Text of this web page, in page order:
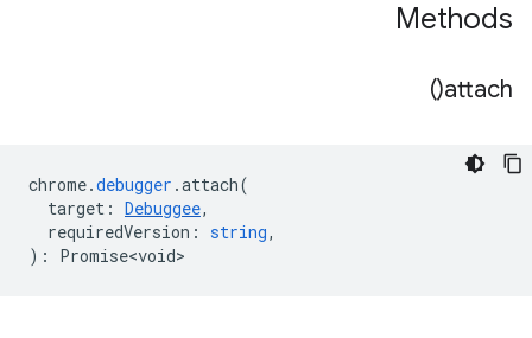
Methods
attach(
)
chrome.debugger .attach(
target : Debuggee,
requiredVersion : string,
) : Promise<void>